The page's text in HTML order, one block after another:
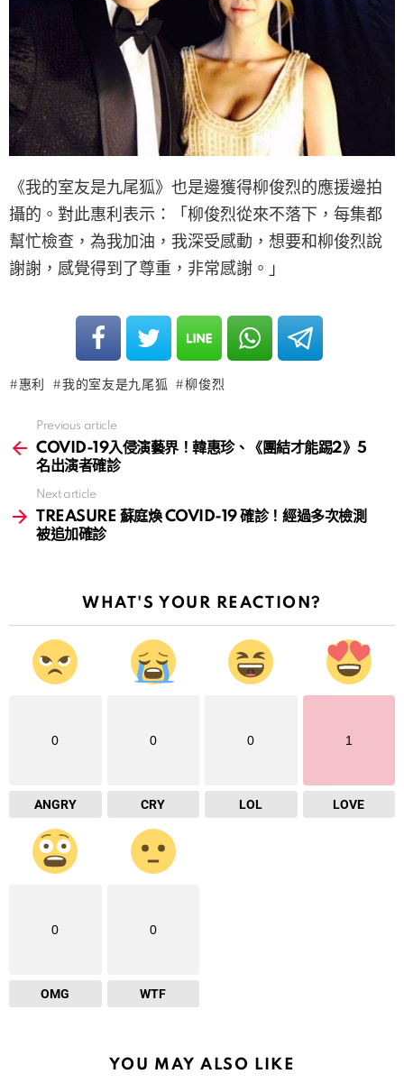
《我的室友是九尾狐》也是邊獲得柳俊烈的應援邊拍
攝的。對此惠利表示：「柳俊烈從來不落下，每集都
幫忙檢查，為我加油，我深受感動，想要和柳俊烈說
謝謝，感覺得到了尊重，非常感謝。」
惠利 我的室友是九尾狐 柳俊烈
more
Previous article
COVID-19入侵演藝界！韓惠珍、《團結才能踢2》5
名出演者確診
Next article
TREASURE 蘇庭煥 COVID-19 確診！經過多次檢測
被追加確診
WHAT'S YOUR REACTION?
0
ANGRY
0
CRY
0
LOL
1
LOVE
0
OMG
0
WTF
YOU MAY ALSO LIKE